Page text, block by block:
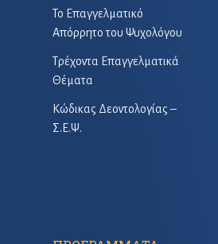
Το Επαγγελματικό
Απόρρητο του Ψυχολόγου
Τρέχοντα Επαγγελματικά
Θέματα
Κώδικας Δεοντολογίας –
Σ.Ε.Ψ.